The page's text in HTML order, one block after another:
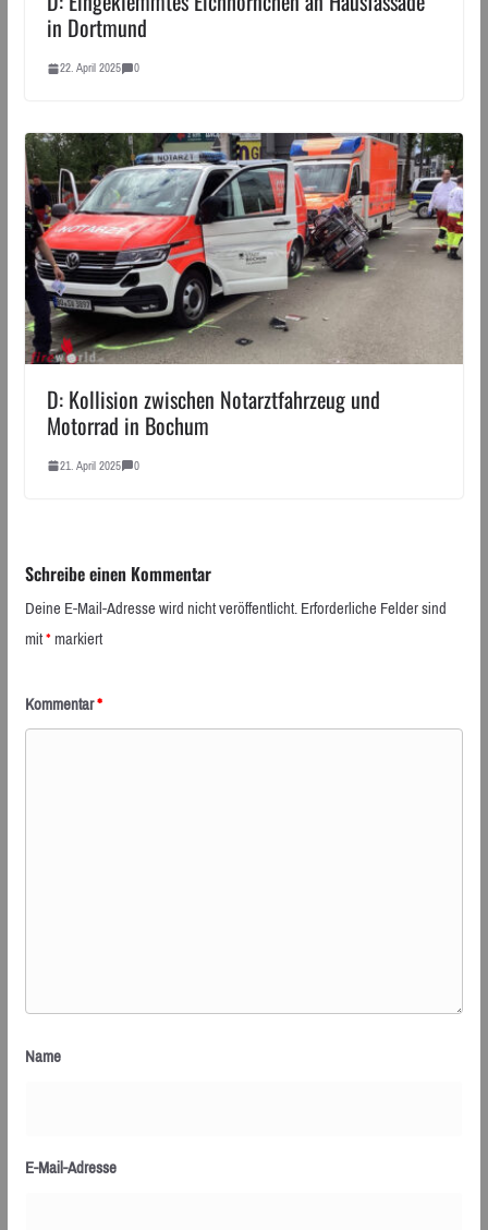
in Dortmund
22. April 2025 0
D: Kollision zwischen Notarztfahrzeug und
Motorrad in Bochum
21. April 2025 0
Schreibe einen Kommentar
Deine E-Mail-Adresse wird nicht veröffentlicht.Erforderliche Felder sind
mit*markiert
Kommentar*
Name
E-Mail-Adresse